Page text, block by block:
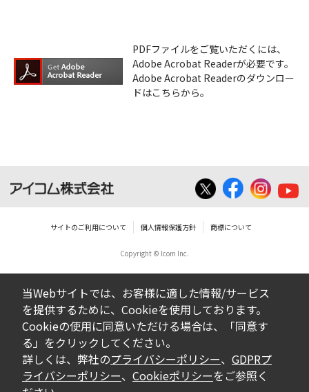
PDFファイルをご覧いただくには、
Adobe Acrobat Readerが必要です。
Adobe Acrobat Readerのダウンロー
ドはこちらから。
サイトのご利用について 個人情報保護方針 商標について
Copyright © Icom Inc.
当Webサイトでは、お客様に適した情報/サービス
を提供するために、Cookieを使用しております。
Cookieの使用に同意いただける場合は、「同意す
る」をクリックしてください。
詳しくは、弊社のプライバシーポリシー、 GDPRプ
ライバシーポリシー、 Cookieポリシーをご参照く